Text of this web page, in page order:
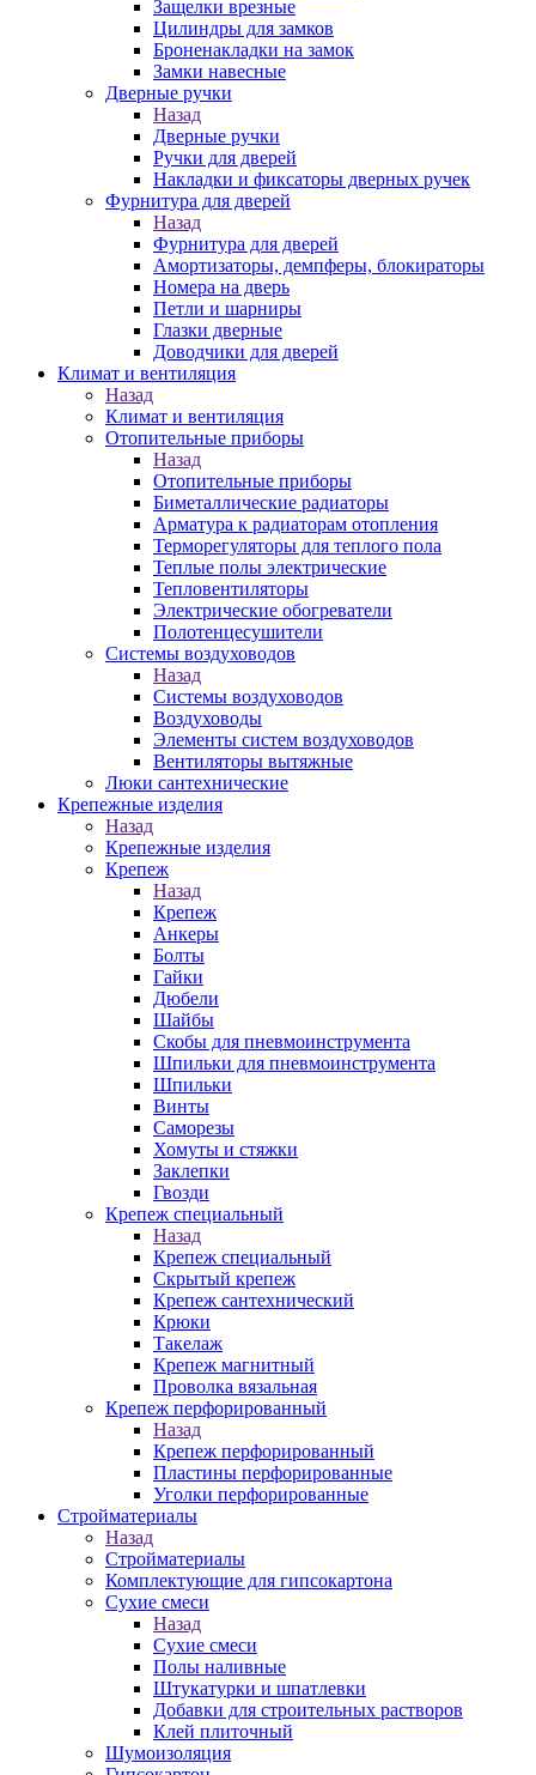
Защелки врезные
Цилиндры для замков
Броненакладки на замок
Замки навесные
Дверные ручки
Назад
Дверные ручки
Ручки для дверей
Накладки и фиксаторы дверных ручек
Фурнитура для дверей
Назад
Фурнитура для дверей
Амортизаторы, демпферы, блокираторы
Номера на дверь
Петли и шарниры
Глазки дверные
Доводчики для дверей
Климат и вентиляция
Назад
Климат и вентиляция
Отопительные приборы
Назад
Отопительные приборы
Биметаллические радиаторы
Арматура к радиаторам отопления
Терморегуляторы для теплого пола
Теплые полы электрические
Тепловентиляторы
Электрические обогреватели
Полотенцесушители
Системы воздуховодов
Назад
Системы воздуховодов
Воздуховоды
Элементы систем воздуховодов
Вентиляторы вытяжные
Люки сантехнические
Крепежные изделия
Назад
Крепежные изделия
Крепеж
Назад
Крепеж
Анкеры
Болты
Гайки
Дюбели
Шайбы
Скобы для пневмоинструмента
Шпильки для пневмоинструмента
Шпильки
Винты
Саморезы
Хомуты и стяжки
Заклепки
Гвозди
Крепеж специальный
Назад
Крепеж специальный
Скрытый крепеж
Крепеж сантехнический
Крюки
Такелаж
Крепеж магнитный
Проволка вязальная
Крепеж перфорированный
Назад
Крепеж перфорированный
Пластины перфорированные
Уголки перфорированные
Стройматериалы
Назад
Стройматериалы
Комплектующие для гипсокартона
Сухие смеси
Назад
Сухие смеси
Полы наливные
Штукатурки и шпатлевки
Добавки для строительных растворов
Клей плиточный
Шумоизоляция